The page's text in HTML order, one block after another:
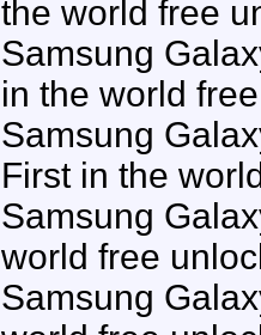
the world free
Samsung
in the world
Samsung
First in the
Samsung
world free
Samsung